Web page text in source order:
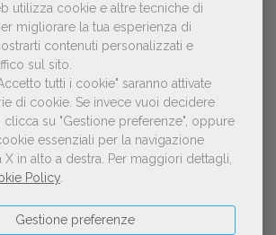
utilizza cookie e altre tecniche di
migliorare la tua esperienza di
contenuti personalizzati e
sul sito.
tutti i cookie" saranno attivate
di cookie. Se invece vuoi decidere
clicca su "Gestione preferenze", oppure
essenziali per la navigazione
in alto a destra.
Per maggiori dettagli,
Policy
Gestione preferenze
le adesioni allo stand
italiano della fiera del
2026